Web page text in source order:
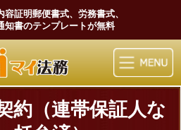
証明郵便書式、労務書式、
知書のテンプレートが無料
マイ法務
約（連帯保証人な